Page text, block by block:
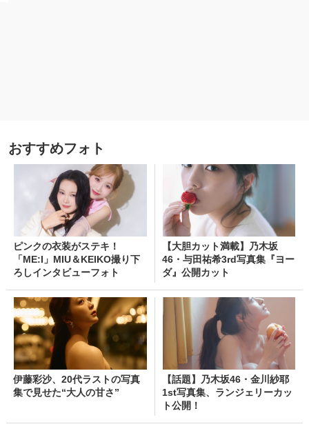
おすすめフォト
ピンクの衣装がステキ！
「ME:I」MIU＆KEIKO撮り下
ろしインタビューフォト
【大胆カット満載】乃木坂
46・与田祐希3rd写真集『ヨー
ダ』公開カット
伊藤彩沙、20代ラストの写真
集で見せた“大人の甘さ”
【話題】乃木坂46・金川紗耶
1st写真集、ランジェリーカッ
ト公開！